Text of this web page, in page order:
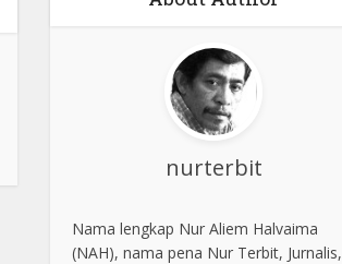
nurterbit
Nama lengkap Nur Aliem Halvaima
(NAH), nama pena Nur Terbit, Jurnalis,